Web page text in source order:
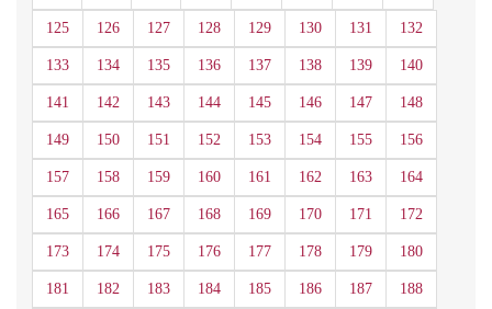
125 126 127 128 129 130 131 132
133 134 135 136 137 138 139 140
141 142 143 144 145 146 147 148
149 150 151 152 153 154 155 156
157 158 159 160 161 162 163 164
165 166 167 168 169 170 171 172
173 174 175 176 177 178 179 180
181 182 183 184 185 186 187 188